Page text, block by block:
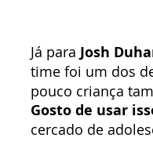
Já para Josh
time foi um dos
pouco criança
Gosto de usar
cercado de